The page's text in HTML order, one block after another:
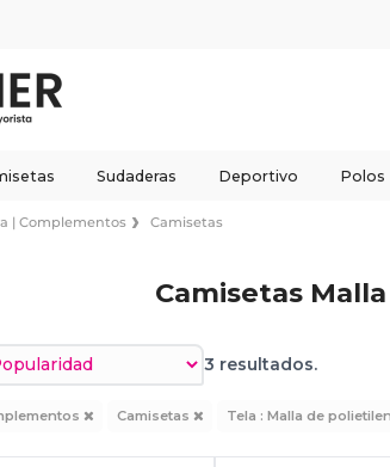
Sudaderas Deportivo Polos
| Complementos Camisetas
Camisetas
por 3 resultados.
Camisetas Tela : Malla de